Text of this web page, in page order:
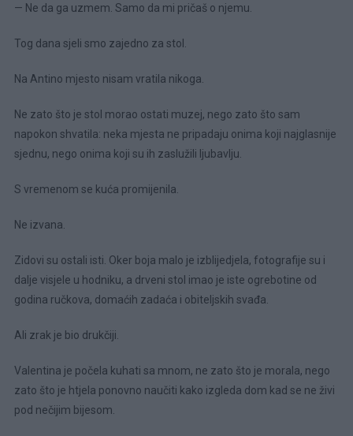
— Ne da ga uzmem. Samo da mi pričaš o njemu.
Tog dana sjeli smo zajedno za stol.
Na Antino mjesto nisam vratila nikoga.
Ne zato što je stol morao ostati muzej, nego zato što sam
napokon shvatila: neka mjesta ne pripadaju onima koji najglasnije
sjednu, nego onima koji su ih zaslužili ljubavlju.
S vremenom se kuća promijenila.
Ne izvana.
Zidovi su ostali isti. Oker boja malo je izblijedjela, fotografije su i
dalje visjele u hodniku, a drveni stol imao je iste ogrebotine od
godina ručkova, domaćih zadaća i obiteljskih svađa.
Ali zrak je bio drukčiji.
Valentina je počela kuhati sa mnom, ne zato što je morala, nego
zato što je htjela ponovno naučiti kako izgleda dom kad se ne živi
pod nečijim bijesom.